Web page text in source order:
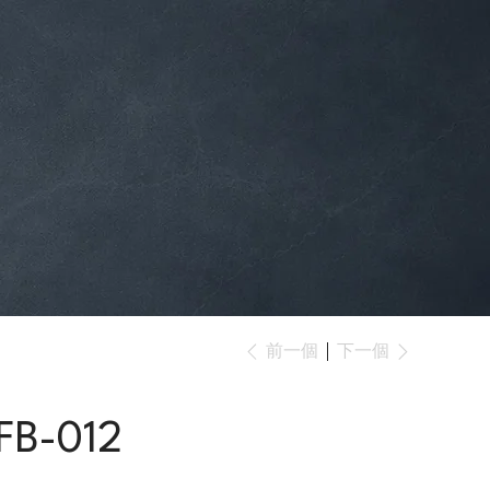
前一個 下一個
012